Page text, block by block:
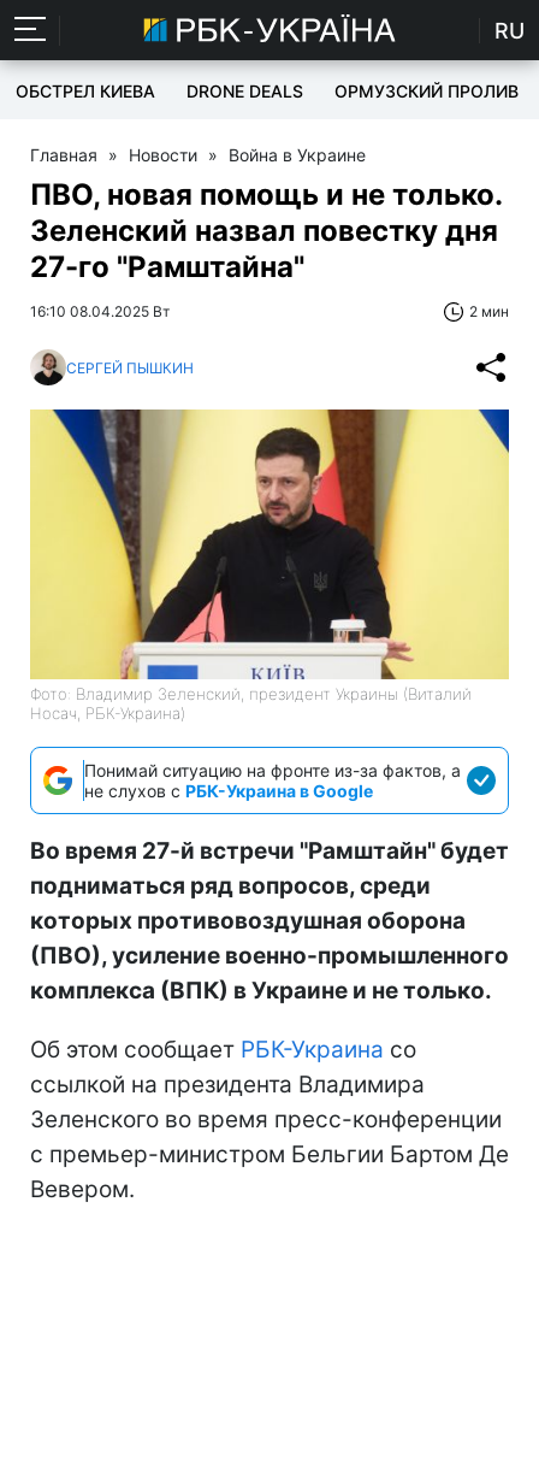
RU
ОБСТРЕЛ КИЕВА DRONE DEALS ОРМУЗСКИЙ ПРОЛИВ
Главная » Новости » Война в Украине
ПВО, новая помощь и не только.
Зеленский назвал повестку дня
27-го "Рамштайна"
16:10 08.04.2025 Вт 2 мин
СЕРГЕЙ ПЫШКИН
Фото: Владимир Зеленский, президент Украины (Виталий
Носач, РБК-Украина)
Понимай ситуацию на фронте из-за фактов, а
не слухов с РБК-Украина в Google
Во время 27-й встречи "Рамштайн" будет
подниматься ряд вопросов, среди
которых противовоздушная оборона
(ПВО), усиление военно-промышленного
комплекса (ВПК) в Украине и не только.
Об этом сообщает РБК-Украина со
ссылкой на президента Владимира
Зеленского во время пресс-конференции
с премьер-министром Бельгии Бартом Де
Вевером.